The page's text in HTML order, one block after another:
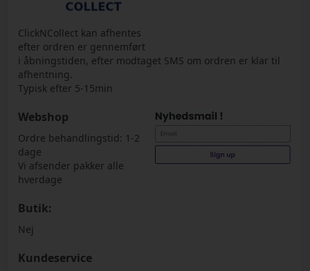
ClickNCollect kan afhentes
efter ordren er gennemført
i åbningstiden, efter modtaget SMS om ordren er klar til
afhentning.
Typisk efter 5-15min
Webshop
Ordre behandlingstid: 1-2
dage
Vi afsender pakker alle
hverdage
Butik:
Nej
Kundeservice